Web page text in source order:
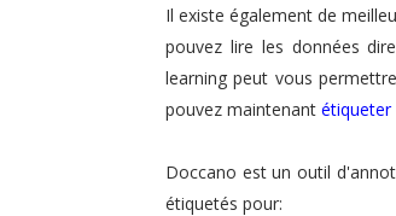
Il existe également de
pouvez lire les données
learning peut vous
pouvez maintenant étiqueter
Doccano est un outil
étiquetés pour: